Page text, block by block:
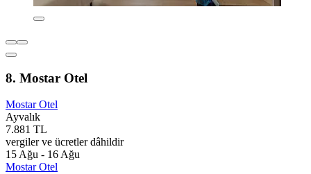
8. Mostar Otel
Mostar Otel
Ayvalık
7.881 TL
vergiler ve ücretler dâhildir
15 Ağu - 16 Ağu
Mostar Otel